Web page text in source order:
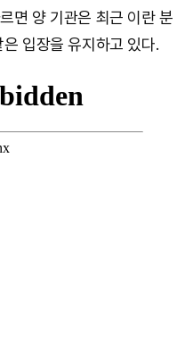
면 양 기관은 최근 이란 분
입장을 유지하고 있다.